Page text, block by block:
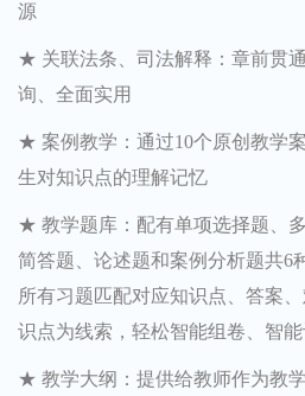
源
★ 关联法条、司法解释：章前贯
询、全面实用
★ 案例教学：通过10个原创教学
生对知识点的理解记忆
★ 教学题库：配有单项选择题、
简答题、论述题和案例分析题共6
所有习题匹配对应知识点、答案
识点为线索，轻松智能组卷、智
★ 教学大纲：提供给教师作为教